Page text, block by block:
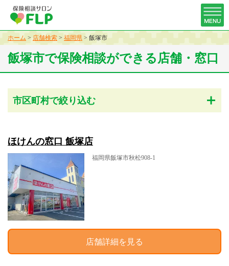
ホーム > 店舗検索 > 福岡県 > 飯塚市
飯塚市で保険相談ができる店舗・窓口
市区町村で絞り込む
ほけんの窓口 飯塚店
福岡県飯塚市秋松908-1
店舗詳細を見る